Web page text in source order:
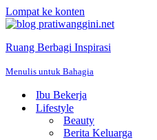
Lompat ke konten
Ruang Berbagi Inspirasi
Menulis untuk Bahagia
Ibu Bekerja
Lifestyle
Beauty
Berita Keluarga